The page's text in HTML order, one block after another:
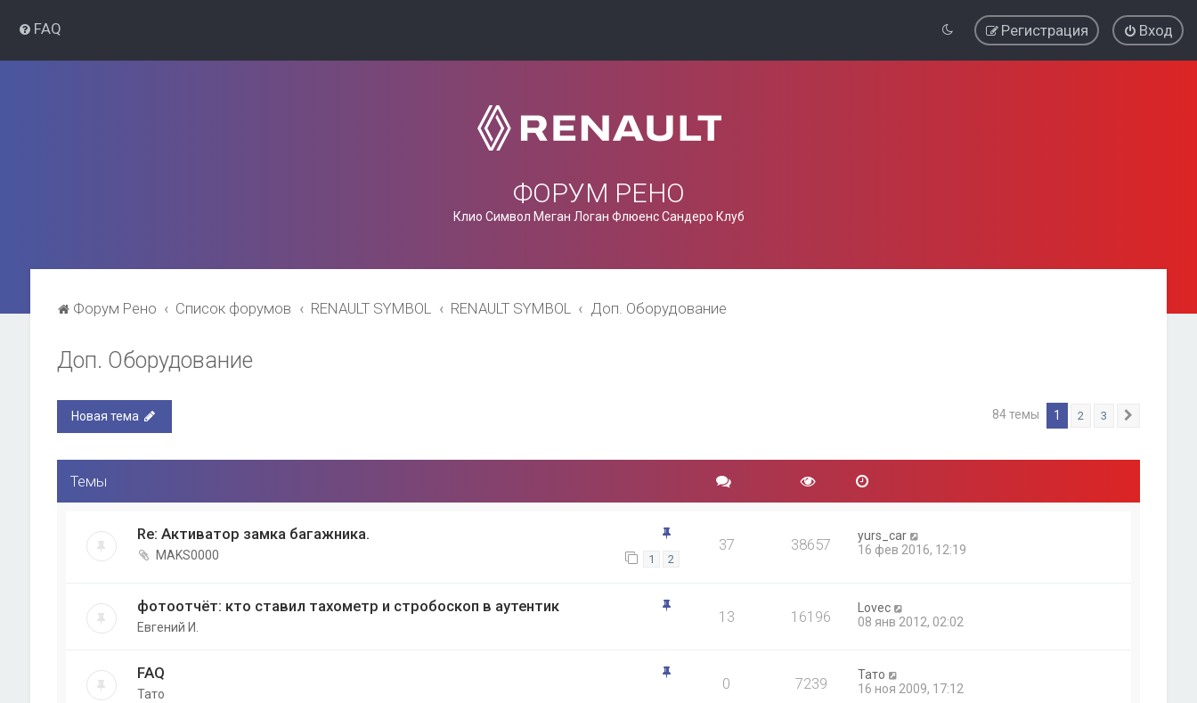
FAQ Вход
Регистрация
ФОРУМ РЕНО
Клио Символ Меган Логан Флюенс Сандеро Клуб
Форум Рено Список форумов RENAULT SYMBOL RENAULT SYMBOL Доп. Оборудование
Доп. Оборудование
Новая тема 84 темы 1 2 3
Темы
Re: Активатор замка багажника.
MAKS0000 1 2
37 38657
yurs_car
16 фев 2016, 12:19
фотоотчёт: кто ставил тахометр и стробоскоп в аутентик
Евгений И.
13 16196
Lovec
08 янв 2012, 02:02
FAQ
Тато
0 7239
Тато
16 ноя 2009, 17:12